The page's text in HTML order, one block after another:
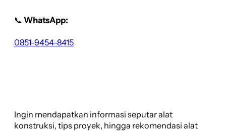
📞 WhatsApp:
0851-9454-8415
Ingin mendapatkan informasi seputar alat
konstruksi, tips proyek, hingga rekomendasi alat